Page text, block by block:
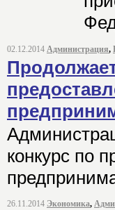
02.12.2014 Администрация,
конкурс по
26.11.2014 Экономика,